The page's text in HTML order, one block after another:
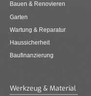
Bauen & Renovieren
Garten
Wartung & Reparatur
Haussicherheit
Baufinanzierung
Werkzeug & Material